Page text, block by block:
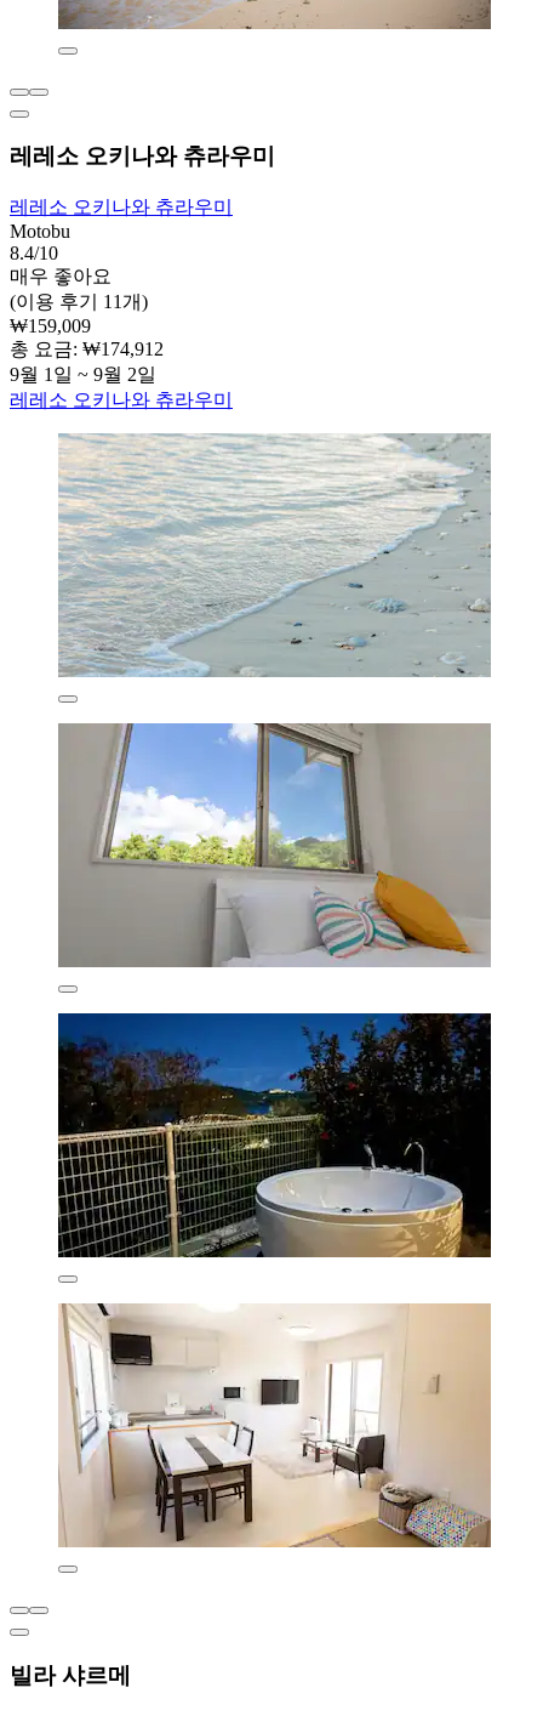
레레소 오키나와 츄라우미
레레소 오키나와 츄라우미
Motobu
8.4/10
매우 좋아요
(이용 후기 11개)
₩159,009
총 요금: ₩174,912
9월 1일 ~ 9월 2일
레레소 오키나와 츄라우미
빌라 샤르메